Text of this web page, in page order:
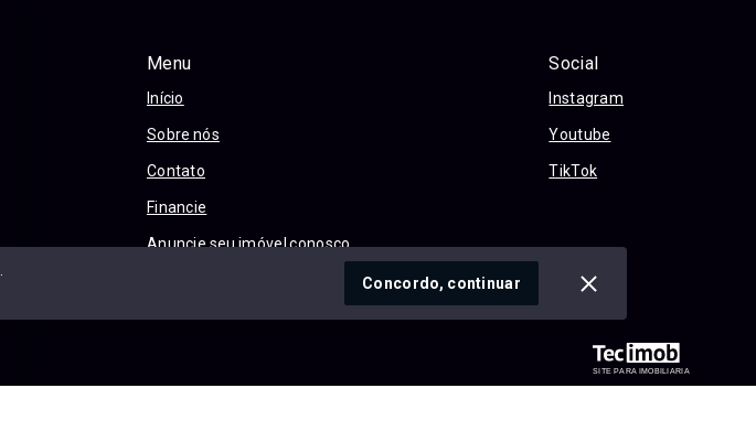
Menu
Início
Sobre nós
Contato
Financie
Anuncie seu imóvel conosco
Social
Instagram
Youtube
TikTok
SITE PARA IMOBILIARIA
Concordo, continuar